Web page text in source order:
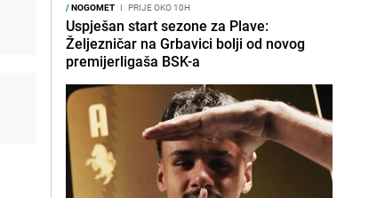
/NOGOMET I PRIJE OKO 10H
Uspješan start sezone za Plave:
Željezničar na Grbavici bolji od novog
premijerligaša BSK-a